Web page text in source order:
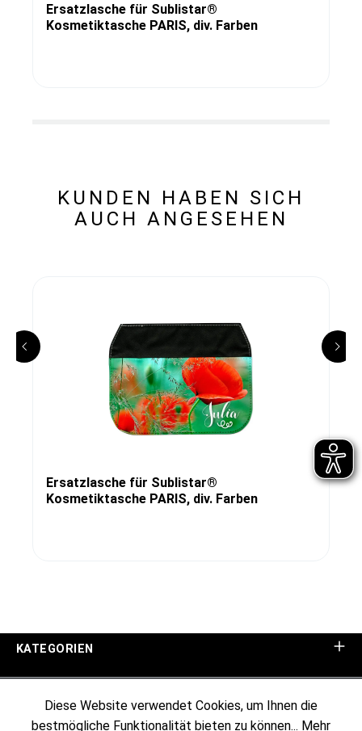
Ersatzlasche für Sublistar®
Kosmetiktasche PARIS, div. Farben
KUNDEN HABEN SICH
AUCH ANGESEHEN
Ersatzlasche für Sublistar®
Kosmetiktasche PARIS, div. Farben
KATEGORIEN
Diese Website verwendet Cookies, um Ihnen die
bestmögliche Funktionalität bieten zu können... Mehr